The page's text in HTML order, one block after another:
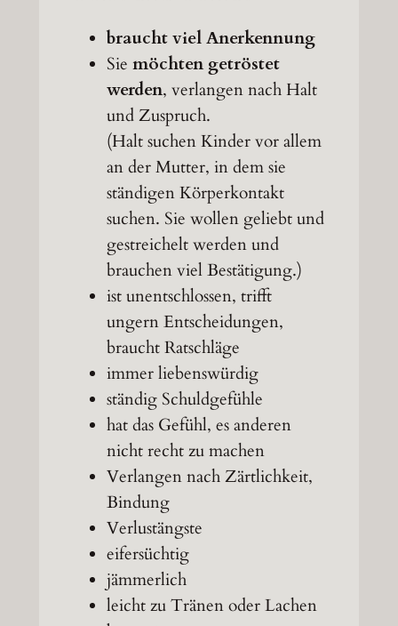
braucht viel Anerkennung
Sie möchten getröstet
werden, verlangen nach Halt
und Zuspruch.
(Halt suchen Kinder vor allem
an der Mutter, in dem sie
ständigen Körperkontakt
suchen. Sie wollen geliebt und
gestreichelt werden und
brauchen viel Bestätigung.)
ist unentschlossen, trifft
ungern Entscheidungen,
braucht Ratschläge
immer liebenswürdig
ständig Schuldgefühle
hat das Gefühl, es anderen
nicht recht zu machen
Verlangen nach Zärtlichkeit,
Bindung
Verlustängste
eifersüchtig
jämmerlich
leicht zu Tränen oder Lachen